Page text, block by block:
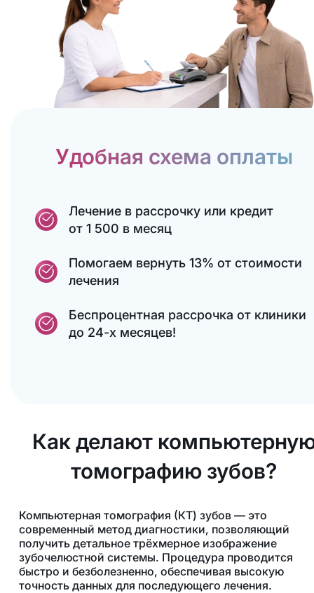
Удобная схема оплаты
Лечение в рассрочку или кредит
от 1 500 в месяц
Помогаем вернуть 13% от стоимости
лечения
Беспроцентная рассрочка от клиники
до 24-х месяцев!
Как делают
томографию зубов?
Компьютерная томография (КТ) зубов — это
современный метод диагностики, позволяющий
получить детальное трёхмерное изображение
зубочелюстной системы. Процедура проводится
быстро и безболезненно, обеспечивая высокую
точность данных для последующего лечения.